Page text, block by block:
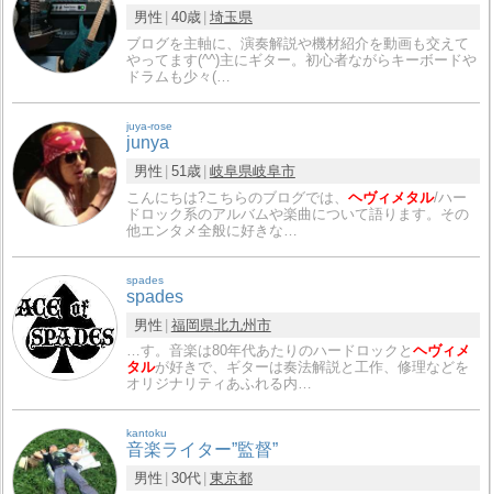
男性 40歳 埼玉県
ブログを主軸に、演奏解説や機材紹介を動画も交えて
やってます(^^)主にギター。初心者ながらキーボードや
ドラムも少々(…
juya-rose
junya
男性 51歳 岐阜県岐阜市
こんにちは?こちらのブログでは、ヘヴィメタル/ハー
ドロック系のアルバムや楽曲について語ります。その
他エンタメ全般に好きな…
spades
spades
男性 福岡県北九州市
…す。音楽は80年代あたりのハードロックとヘヴィメ
タルが好きで、ギターは奏法解説と工作、修理などを
オリジナリティあふれる内…
kantoku
音楽ライター”監督”
男性 30代 東京都